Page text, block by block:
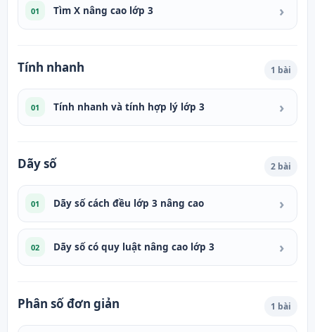
01 Tìm X nâng cao lớp 3 ›
Tính nhanh 1 bài
01 Tính nhanh và tính hợp lý lớp 3 ›
Dãy số 2 bài
01 Dãy số cách đều lớp 3 nâng cao ›
02 Dãy số có quy luật nâng cao lớp 3 ›
Phân số đơn giản 1 bài